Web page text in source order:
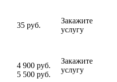
35 руб.
Закажите
услугу
4 900 руб.
5 500 руб.
Закажите
услугу